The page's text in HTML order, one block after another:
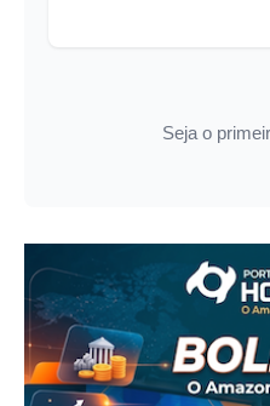
Seja o